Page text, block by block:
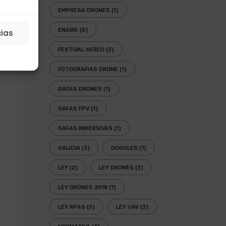
EMPRESA DRONES (1)
ENAIRE (5)
FESTIVAL AEREO (3)
FOTOGRAFIAS DRONE (1)
GAFAS DRONES (1)
GAFAS FPV (1)
GAFAS INMERSIVAS (1)
GALICIA (3) GOGGLES (1)
LEY (2) LEY DRONES (3)
LEY DRONES 2018 (1)
LEY RPAS (3) LEY UAV (3)